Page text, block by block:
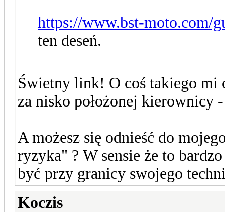
https://www.bst-moto.com/
ten deseń.
Świetny link! O coś takiego mi
za nisko położonej kierownicy
A możesz się odnieść do
ryzyka" ? W sensie że to
być przy granicy swojego
Koczis